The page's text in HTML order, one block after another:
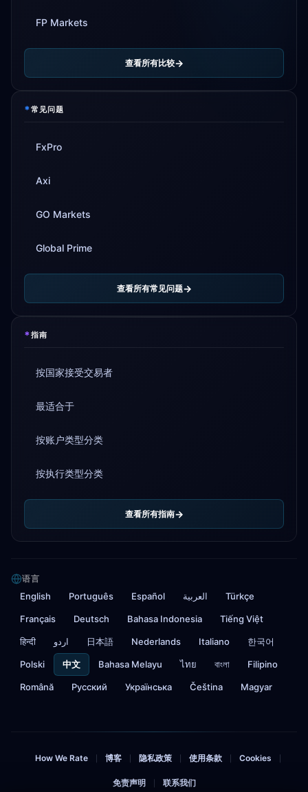
FP Markets
查看所有比较
*常见问题
FxPro
Axi
GO Markets
Global Prime
查看所有常见问题
*指南
按国家接受交易者
最适合于
按账户类型分类
按执行类型分类
查看所有指南
语言
English Português Español العربية Türkçe
Français Deutsch Bahasa Indonesia Tiếng Việt
हिन्दी اردو 日本語 Nederlands Italiano 한국어
Polski 中文 Bahasa Melayu ไทย বাংলা Filipino
Română Русский Українська Čeština Magyar
How We Rate 博客 隐私政策 使用条款 Cookies
免责声明 联系我们